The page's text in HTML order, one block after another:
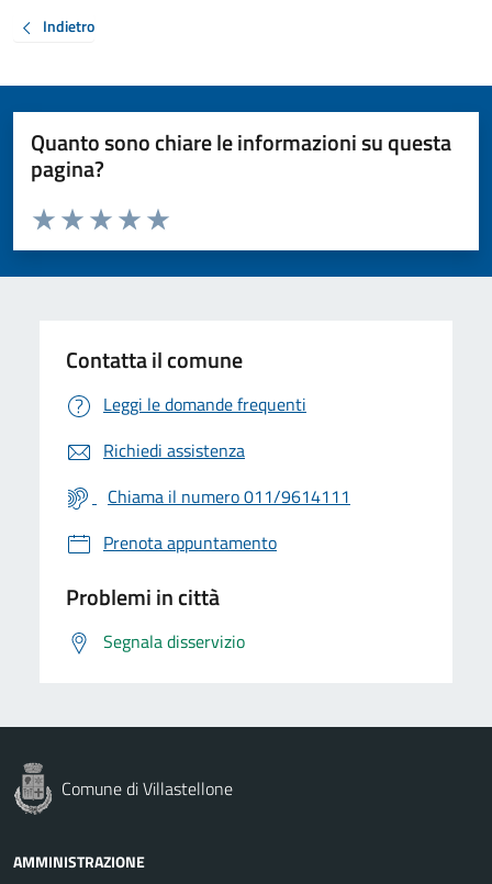
Indietro
Quanto sono chiare le informazioni su questa
pagina?
Valuta da 1 a 5 stelle la pagina
Valuta 5 stelle su 5
Valuta 4 stelle su 5
Valuta 3 stelle su 5
Valuta 2 stelle su 5
Valuta 1 stelle su 5
Contatta il comune
Leggi le domande frequenti
Richiedi assistenza
Chiama il numero 011/9614111
Prenota appuntamento
Problemi in città
Segnala disservizio
Comune di Villastellone
AMMINISTRAZIONE